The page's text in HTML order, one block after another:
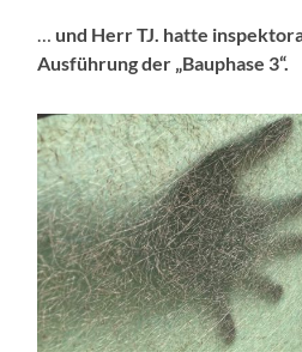
und Herr TJ. hatte
Ausführung der „Bauphase 3“.